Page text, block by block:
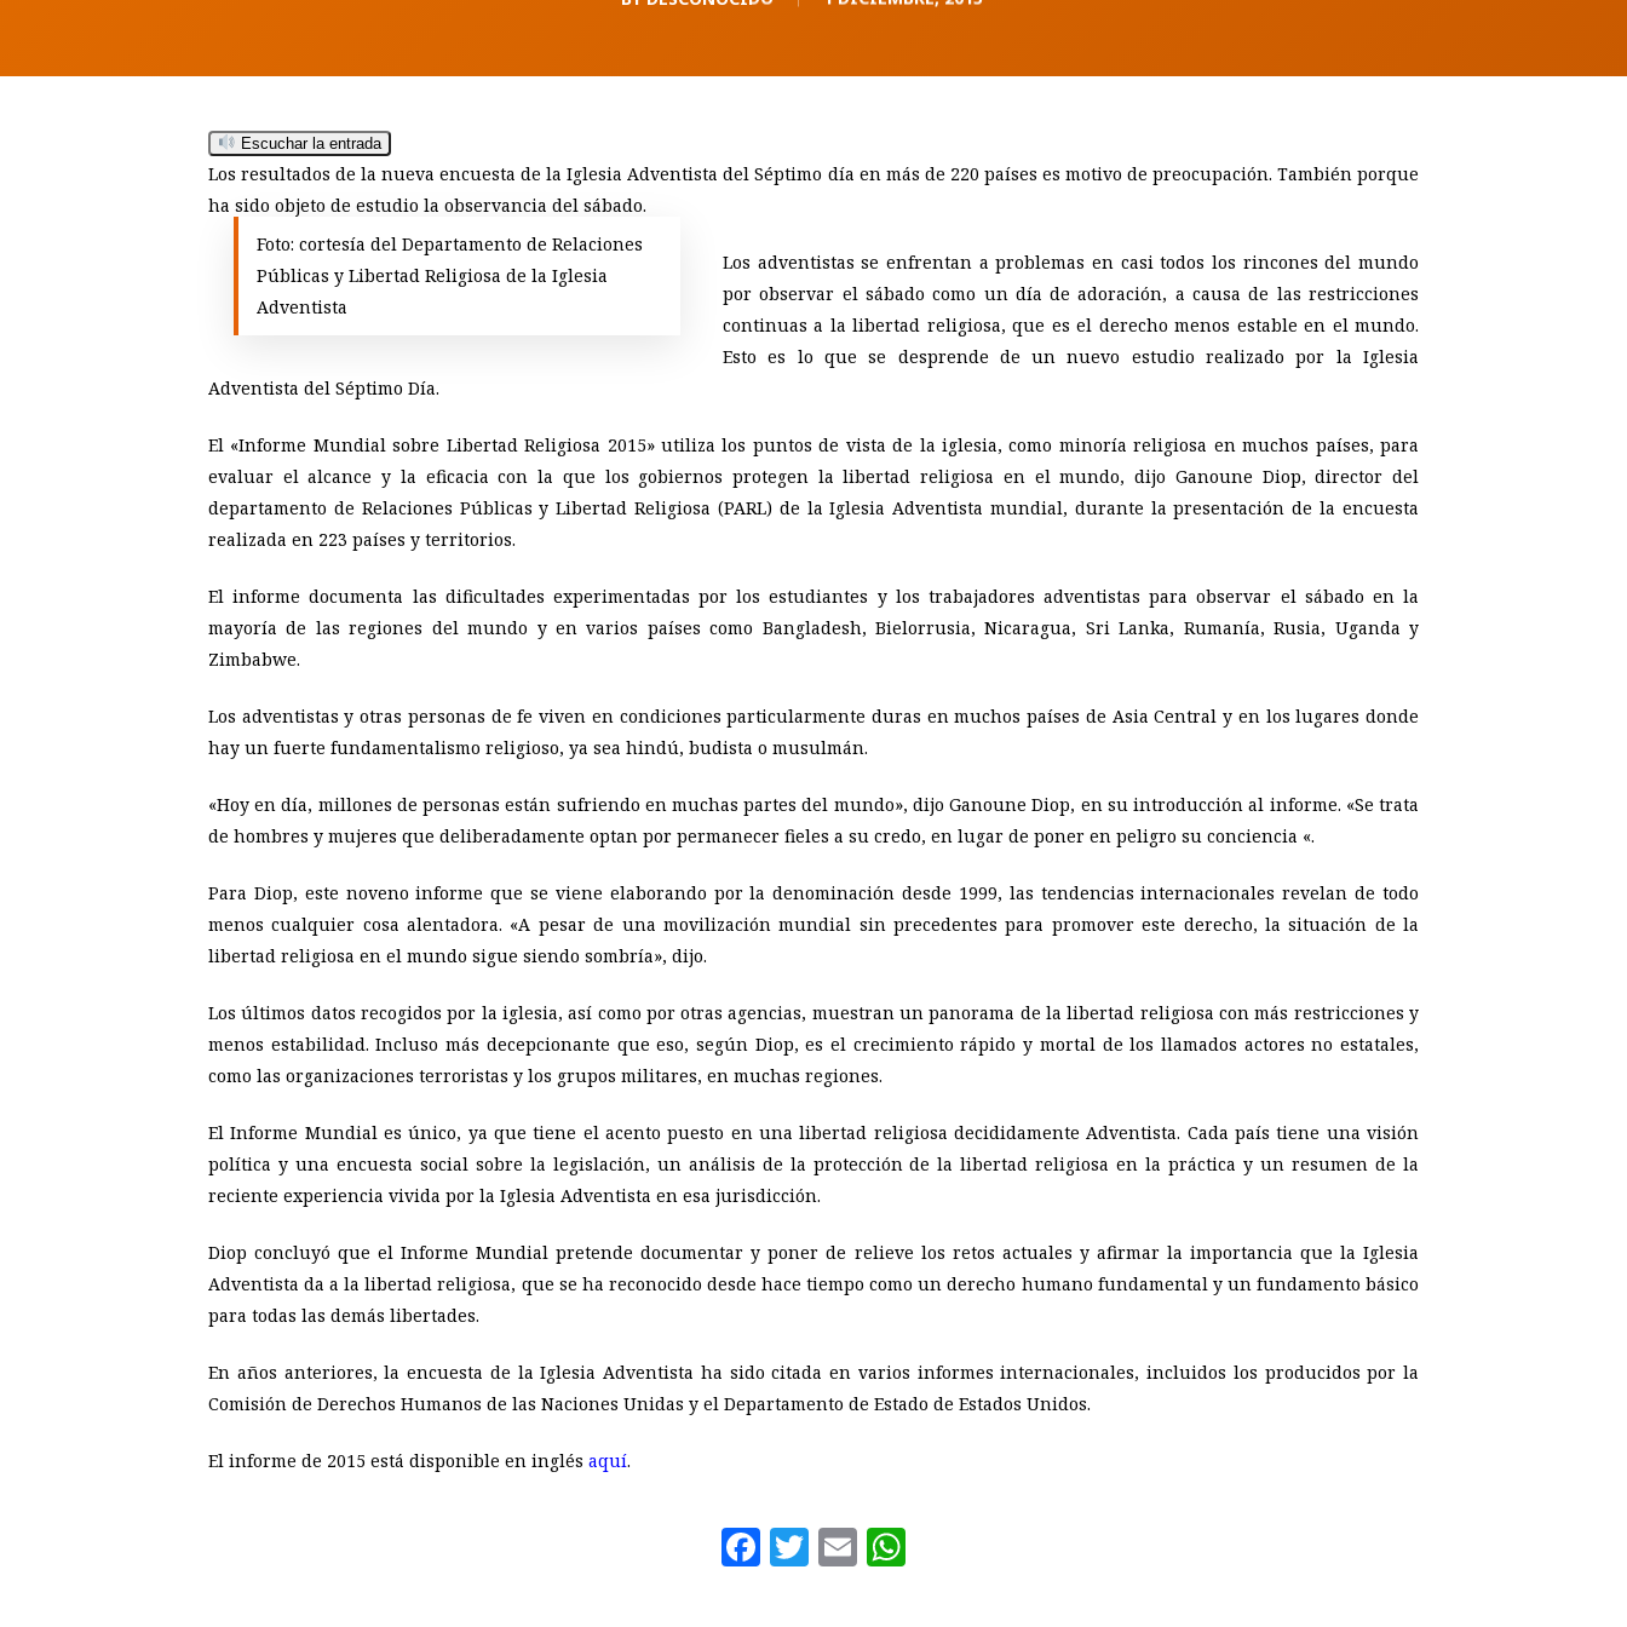
Hit enter to search or ESC to close
Escuchar la entrada
Los resultados de la nueva encuesta de la Iglesia Adventista del Séptimo día en más de 220 países es motivo de preocupación. También porque
ha sido objeto de estudio la observancia del sábado.
Foto: cortesía del Departamento de Relaciones
Públicas y Libertad Religiosa de la Iglesia
Adventista
Los adventistas se enfrentan a problemas en casi todos los rincones del mundo
por observar el sábado como un día de adoración, a causa de las restricciones
continuas a la libertad religiosa, que es el derecho menos estable en el mundo.
Esto es lo que se desprende de un nuevo estudio realizado por la Iglesia
Adventista del Séptimo Día.
El «Informe Mundial sobre Libertad Religiosa 2015» utiliza los puntos de vista de la iglesia, como minoría religiosa en muchos países, para
evaluar el alcance y la eficacia con la que los gobiernos protegen la libertad religiosa en el mundo, dijo Ganoune Diop, director del
departamento de Relaciones Públicas y Libertad Religiosa (PARL) de la Iglesia Adventista mundial, durante la presentación de la encuesta
realizada en 223 países y territorios.
El informe documenta las dificultades experimentadas por los estudiantes y los trabajadores adventistas para observar el sábado en la
mayoría de las regiones del mundo y en varios países como Bangladesh, Bielorrusia, Nicaragua, Sri Lanka, Rumanía, Rusia, Uganda y
Zimbabwe.
Los adventistas y otras personas de fe viven en condiciones particularmente duras en muchos países de Asia Central y en los lugares donde
hay un fuerte fundamentalismo religioso, ya sea hindú, budista o musulmán.
«Hoy en día, millones de personas están sufriendo en muchas partes del mundo», dijo Ganoune Diop, en su introducción al informe. «Se trata
de hombres y mujeres que deliberadamente optan por permanecer fieles a su credo, en lugar de poner en peligro su conciencia «.
Para Diop, este noveno informe que se viene elaborando por la denominación desde 1999, las tendencias internacionales revelan de todo
menos cualquier cosa alentadora. «A pesar de una movilización mundial sin precedentes para promover este derecho, la situación de la
libertad religiosa en el mundo sigue siendo sombría», dijo.
Los últimos datos recogidos por la iglesia, así como por otras agencias, muestran un panorama de la libertad religiosa con más restricciones y
menos estabilidad. Incluso más decepcionante que eso, según Diop, es el crecimiento rápido y mortal de los llamados actores no estatales,
como las organizaciones terroristas y los grupos militares, en muchas regiones.
El Informe Mundial es único, ya que tiene el acento puesto en una libertad religiosa decididamente Adventista. Cada país tiene una visión
política y una encuesta social sobre la legislación, un análisis de la protección de la libertad religiosa en la práctica y un resumen de la
reciente experiencia vivida por la Iglesia Adventista en esa jurisdicción.
Diop concluyó que el Informe Mundial pretende documentar y poner de relieve los retos actuales y afirmar la importancia que la Iglesia
Adventista da a la libertad religiosa, que se ha reconocido desde hace tiempo como un derecho humano fundamental y un fundamento básico
para todas las demás libertades.
En años anteriores, la encuesta de la Iglesia Adventista ha sido citada en varios informes internacionales, incluidos los producidos por la
Comisión de Derechos Humanos de las Naciones Unidas y el Departamento de Estado de Estados Unidos.
El informe de 2015 está disponible en inglés aquí.
Facebook
Twitter
Email